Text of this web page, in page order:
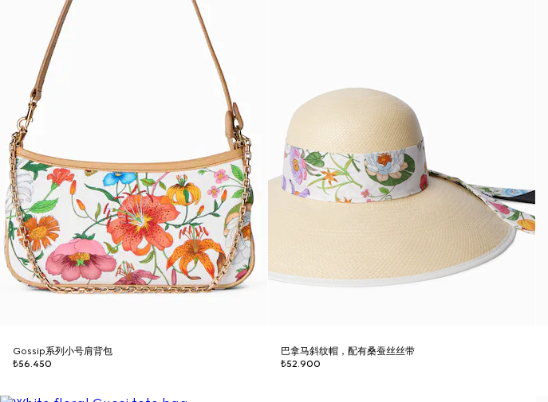
Gossip系列小号肩背包
₺56.450
巴拿马斜纹帽，配有桑蚕丝丝带
₺52.900